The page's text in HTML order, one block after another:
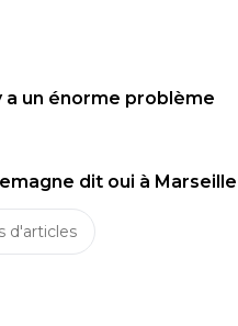
a un énorme problème
dit oui à Marseille
d'articles